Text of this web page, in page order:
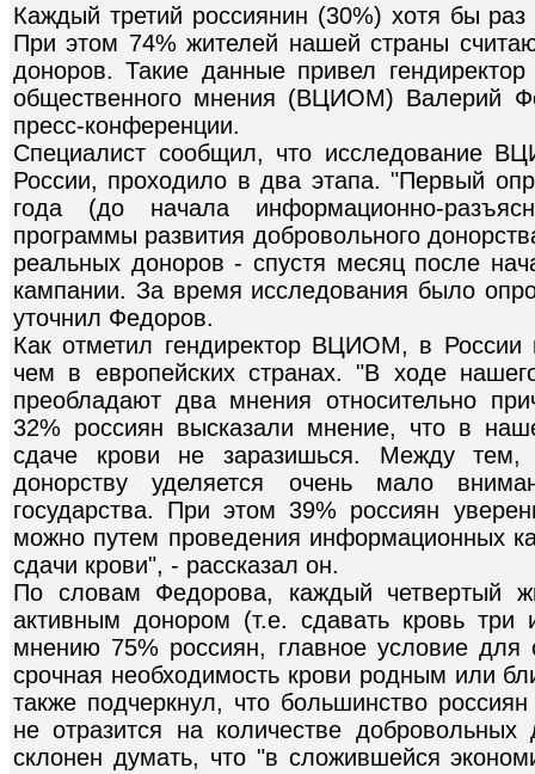
Каждый третий россиянин (30%) хотя бы
При этом 74% жителей нашей страны
доноров. Такие данные привел гендиректор
общественного мнения (ВЦИОМ) Валерий
пресс-конференции.
Специалист сообщил, что исследование
России, проходило в два этапа. "Первый
года (до начала информационно-
программы развития добровольного
реальных доноров - спустя месяц после
кампании. За время исследования было
уточнил Федоров.
Как отметил гендиректор ВЦИОМ, в
чем в европейских странах. "В ходе
преобладают два мнения относительно
32% россиян высказали мнение, что в
сдаче крови не заразишься. Между тем,
донорству уделяется очень мало
государства. При этом 39% россиян
можно путем проведения информационных
сдачи крови", - рассказал он.
По словам Федорова, каждый четвертый
активным донором (т.е. сдавать кровь
мнению 75% россиян, главное условие для
срочная необходимость крови родным или
также подчеркнул, что большинство
не отразится на количестве
склонен думать, что "в сложившейся